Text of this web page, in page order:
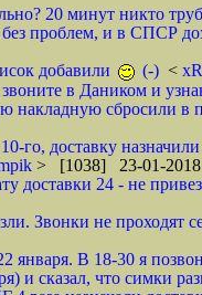
20 минут никто
проблем, и в СПСР
добавили
(-) <
в Даником и
накладную сбросили
го, доставку
> [1038] 23-01-2018
доставки 24 - не
Звонки не
января. В 18-30 я
и сказал, что симки